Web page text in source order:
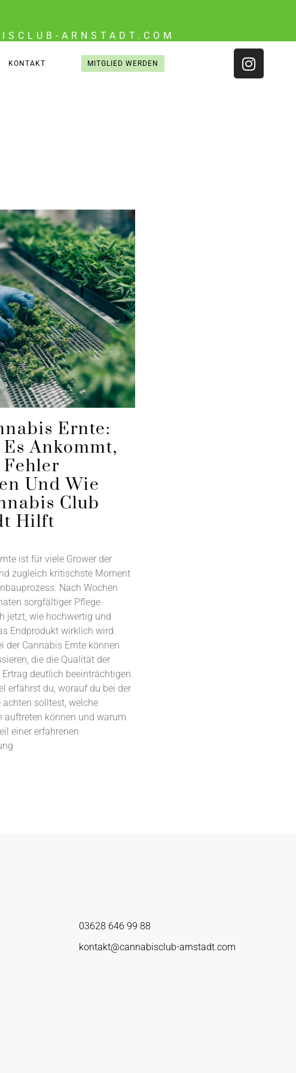
ARNSTADT.COM
KONTAKT MITGLIED WERDEN
Ernte:
Ankommt,
Fehler
Und Wie
Club
Hilft
ist für viele Grower der
zugleich kritischste Moment
Nach Wochen
sorgfältiger Pflege
jetzt, wie hochwertig und
Endprodukt wirklich wird.
der Cannabis Ernte können
die die Qualität der
Ertrag deutlich beeinträchtigen.
erfährst du, worauf du bei der
achten solltest, welche
auftreten können und warum
einer erfahrenen
03628 646 99 88
kontakt@cannabisclub-arnstadt.com